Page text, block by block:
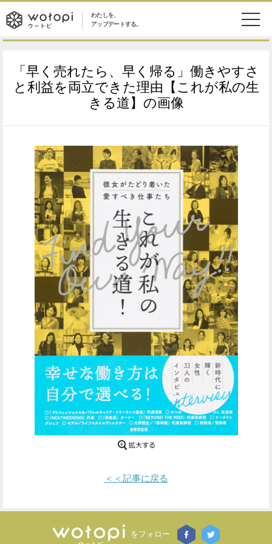
わたしを、
アップデートする。
wotopi
-
ウ
ー
ト
ピ
美容・コスメ 妊娠・出産
ワークスタイル
ソーシャル SDGs
アイテム
ウートピとは？
Facebook
で
シ
ェ
ア
る
Twitter
で
シ
ェ
ア
す
る
「早く売れたら、早く帰る」働きやすさ
と利益を両立できた理由【これが私の生
きる道】の画像
＜＜記事に戻る
をフォロー